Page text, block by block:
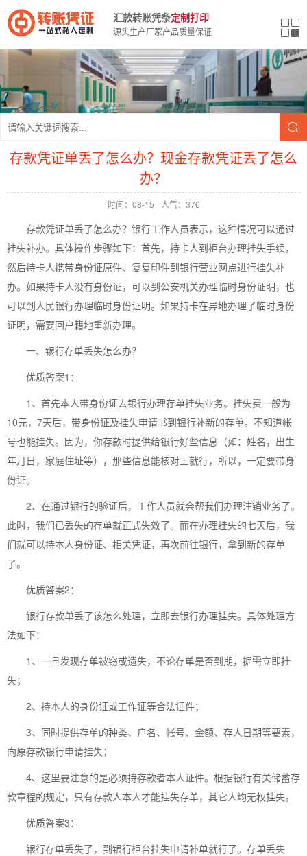
汇款转账凭条定制打印
源头生产厂家产品质量保证
存款凭证单丢了怎么办？现金存款凭证丢了怎么
办？
时间：08-15 人气：376
存款凭证单丢了怎么办？银行工作人员表示，这种情况可以通过
挂失补办。具体操作步骤如下：首先，持卡人到柜台办理挂失手续，
然后持卡人携带身份证原件、复复印件到银行营业网点进行挂失补
办。如果持卡人没有身份证，可以到公安机关办理临时身份证明，也
可以到人民银行办理临时身份证明。如果持卡在异地办理了临时身份
证明，需要回户籍地重新办理。
一、银行存单丢失怎么办？
优质答案1：
1、首先本人带身份证去银行办理存单挂失业务。挂失费一般为
10元，7天后，带身份证及挂失申请书到银行补新的存单。不知道帐
号也能挂失。因为，你存款时提供给银行好些信息（如：姓名，出生
年月日，家庭住址等），那些信息能核对上就行，所以，一定要带身
份证。
2、在通过银行的验证后，工作人员就会帮我们办理注销业务了。
此时，我们已丢失的存单就正式失效了。而在办理挂失的七天后，我
们就可以持本人身份证、相关凭证，再次前往银行，拿到新的存单
了。
优质答案2：
银行存款单丢了该怎么处理，立即去银行办理挂失。具体处理方
法如下：
1、一旦发现存单被窃或遗失，不论存单是否到期，据需立即挂
失；
2、持本人的身份证或工作证等合法证件；
3、同时提供存单的种类、户名、帐号、金额、存人日期等要素，
向原存款银行申请挂失；
4、这里要注意的是必须持存款者本人证件。根据银行有关储蓄存
款章程的规定，只有存款人本人才能挂失存单，其它人均无权挂失。
优质答案3：
银行存单丢失了，到银行柜台挂失申请补单就行了。存单丢失